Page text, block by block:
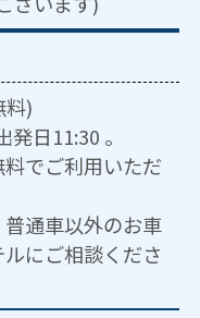
料)
日11:30 。
でご利用いただ
通車以外のお車
にご相談くださ